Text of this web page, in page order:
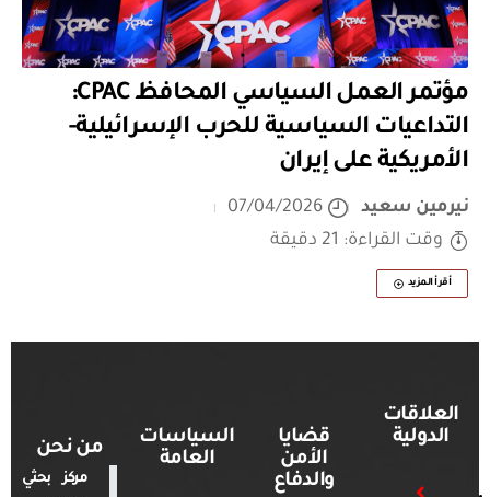
مؤتمر العمل السياسي المحافظ CPAC:
التداعيات السياسية للحرب الإسرائيلية-
الأمريكية على إيران
نيرمين سعيد
07/04/2026
وقت القراءة: 21 دقيقة
أقرأ المزيد
العلاقات
الدولية
قضايا
الأمن
والدفاع
السياسات
العامة
من نحن
مركز بحثي